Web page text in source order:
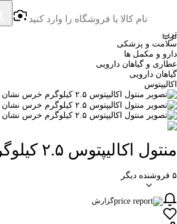
ترب
ترب
سلامت و پزشکی
دارو و مکمل ها
عطاری و گیاهان دارویی
گیاهان دارویی
اکالیپتوس
منتول اکالیپتوس ۲.۵ کیلوگرم خرس نشان
۵ فروشنده دیگر
گزارش